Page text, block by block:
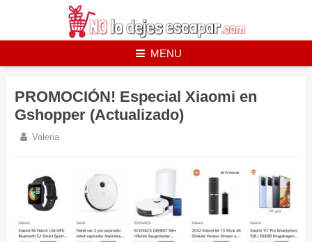
MENU
PROMOCIÓN! Especial Xiaomi en
Gshopper (Actualizado)
Valeria